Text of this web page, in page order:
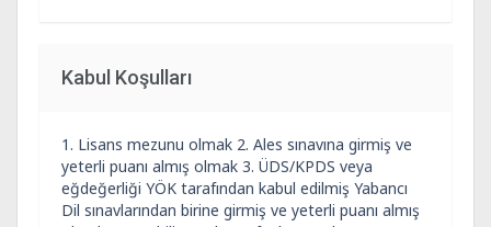
Kabul Koşulları
1. Lisans mezunu olmak 2. Ales sınavına girmiş ve
yeterli puanı almış olmak 3. ÜDS/KPDS veya
eğdeğerliği YÖK tarafından kabul edilmiş Yabancı
Dil sınavlarından birine girmiş ve yeterli puanı almış